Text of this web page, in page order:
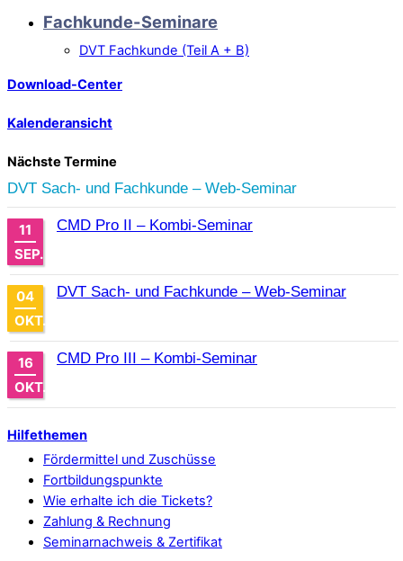
Fachkunde-Seminare
DVT Fachkunde (Teil A + B)
Download-Center
Kalenderansicht
Nächste Termine
DVT Sach- und Fachkunde – Web-Seminar
11
SEP.
CMD Pro II – Kombi-Seminar
04
OKT.
DVT Sach- und Fachkunde – Web-Seminar
16
OKT.
CMD Pro III – Kombi-Seminar
Hilfethemen
Fördermittel und Zuschüsse
Fortbildungspunkte
Wie erhalte ich die Tickets?
Zahlung & Rechnung
Seminarnachweis & Zertifikat